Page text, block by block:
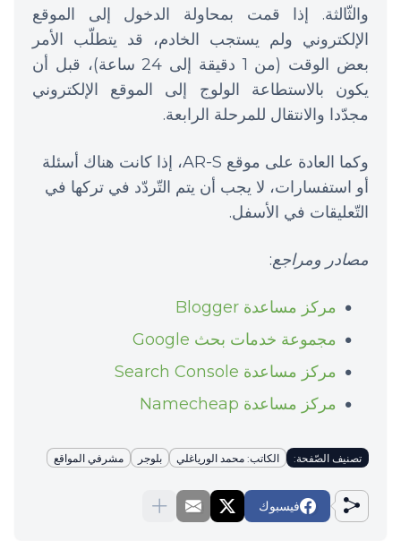
والثّالثة. إذا قمت بمحاولة الدخول إلى الموقع
الإلكتروني ولم يستجب الخادم، قد يتطلّب الأمر
بعض الوقت (من 1 دقيقة إلى 24 ساعة)، قبل أن
يكون بالاستطاعة الولوج إلى الموقع الإلكتروني
مجدّدا والانتقال للمرحلة الرابعة.
وكما العادة على موقع AR-S، إذا كانت هناك أسئلة
أو استفسارات، لا يجب أن يتم التّردّد في تركها في
التّعليقات في الأسفل.
مصادر ومراجع:
مركز مساعدة Blogger
مجموعة خدمات بحث Google
مركز مساعدة Search Console
مركز مساعدة Namecheap
تصنيف الصّفحة: الكاتب: محمد الورياغلي بلوجر مشرفي المواقع
فيسبوك